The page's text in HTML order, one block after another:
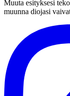
Muuta esityksesi
muunna diojasi